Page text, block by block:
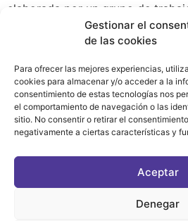
Gestionar el
de las cookies
Para ofrecer las mejores experiencias,
cookies para almacenar y/o acceder a la
consentimiento de estas tecnologías nos
el comportamiento de navegación o las
sitio. No consentir o retirar el
negativamente a ciertas características y
Aceptar
Denegar
elaborada por un grupo de
ASOCIATE AL
C/ BRAVO MURILLO, 4